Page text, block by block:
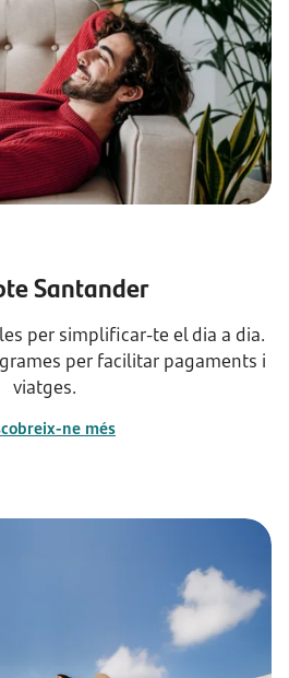
Santander
per simplificar-te el dia a dia.
per facilitar pagaments i
viatges.
ne més